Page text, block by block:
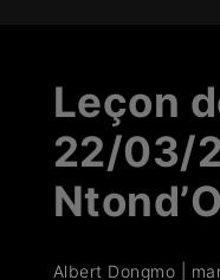
Leçon
22/03/
Albert Dongmo